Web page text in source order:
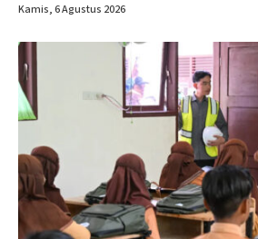
Kamis, 6 Agustus 2026